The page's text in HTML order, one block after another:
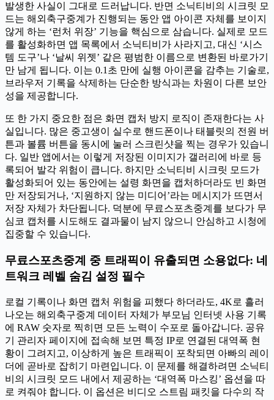
발생한 사실이 그대로 드러납니다. 반면 소닉티비의 시크릿 모
드는 해외축구중계가 진행되는 동안 앱 아이콘 자체를 보이지
않게 하는 ‘런처 위장’ 기능을 핵심으로 삼습니다. 실제로 모드
를 활성화하면 앱 목록에서 소닉티비가 사라지고, 대신 ‘시스
템 도구’나 ‘날씨 위젯’ 같은 평범한 이름으로 변환된 바로가기
만 남게 됩니다. 이는 0.1초 만에 실행 아이콘을 감추는 기술로,
브라우저 기록을 삭제하는 단순한 방식과는 차원이 다른 보안
성을 제공합니다.
또 한 가지 중요한 점은 화면 캡처 방지 로직이 존재한다는 사
실입니다. 많은 중고생이 실수로 핸드폰이나 태블릿의 전원 버
튼과 볼륨 버튼을 동시에 눌러 스크린샷을 찍는 경우가 있습니
다. 일반 앱에서는 이렇게 저장된 이미지가 갤러리에 바로 등
록되어 발각 위험이 큽니다. 하지만 소닉티비 시크릿 모드가
활성화되어 있는 동안에는 설령 화면을 캡처하더라도 빈 화면
만 저장되거나, ‘지원하지 않는 미디어’라는 메시지가 뜨면서
저장 자체가 차단됩니다. 덕분에 무료스포츠중계를 보다가 무
심코 캡처를 시도해도 결과물이 남지 않으니 안심하고 시청에
집중할 수 있습니다.
무료스포츠중계 중 트래픽이 유출되면 소용없다: 네
트워크 레벨 숨김 설정 필수
로컬 기록이나 화면 캡처 위험을 피했다 하더라도, 4K로 흘러
나오는 해외축구중계 데이터 자체가 부모님 인터넷 사용 기록
에 RAW 숫자로 찍히면 모든 노력이 수포로 돌아갑니다. 공유
기 관리자 페이지에 접속해 보면 특정 IP로 연결된 대역폭 현
황이 그려지고, 이상하게 높은 트래픽이 포착되면 아빠의 레이
더에 곧바로 잡히기 마련입니다. 이 문제를 해결하려면 소닉티
비의 시크릿 모드 내에서 제공하는 ‘대역폭 마스킹’ 옵션을 따
로 켜줘야 합니다. 이 옵션은 비디오 스트림 패킷을 다수의 작